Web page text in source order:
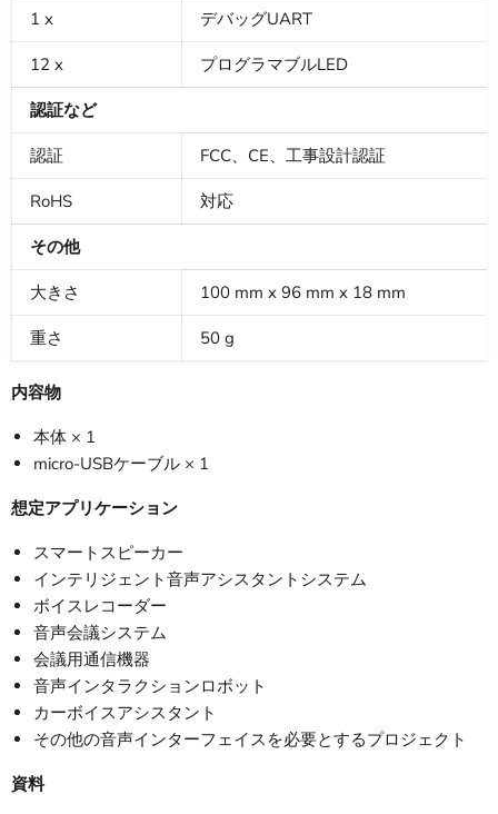
1 x デバッグUART
12 x プログラマブルLED
認証など
認証 FCC、CE、工事設計認証
RoHS 対応
その他
大きさ 100 mm x 96 mm x 18 mm
重さ 50 g
内容物
本体 × 1
micro-USBケーブル × 1
想定アプリケーション
スマートスピーカー
インテリジェント音声アシスタントシステム
ボイスレコーダー
音声会議システム
会議用通信機器
音声インタラクションロボット
カーボイスアシスタント
その他の音声インターフェイスを必要とするプロジェクト
資料